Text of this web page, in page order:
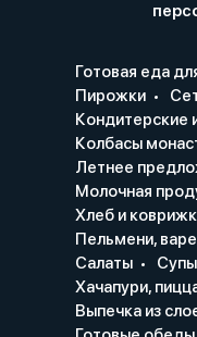
Готовая еда
Пирожки
Кондитерские
Колбасы
Летнее
Молочная
Хлеб и
Пельмени,
Салаты
Хачапури,
Выпечка из